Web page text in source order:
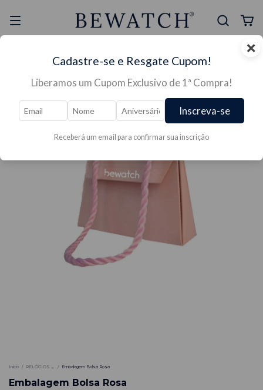
Mais Segura Lojas Físicas
Início / RELÓGIOS → / Embalagem Bolsa Rosa
Embalagem Bolsa Rosa
×
Cadastre-se e Resgate Cupom!
Liberamos um Cupom Exclusivo de 1ª Compra!
Inscreva-se
Receberá um email para confirmar sua inscrição